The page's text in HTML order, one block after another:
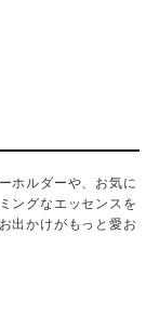
ホルダーや、お気に
ングなエッセンスを
出かけがもっと愛お